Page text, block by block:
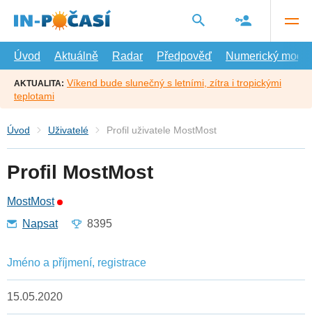
hlavní
Úvod
Aktuálně Radar Předpověď Numerický model
AKTUALITA: Víkend bude slunečný s letními, zítra i tropickými
teplotami
Úvod Uživatelé Profil uživatele MostMost
Profil MostMost
MostMost
Napsat
8395
Jméno a příjmení, registrace
15.05.2020